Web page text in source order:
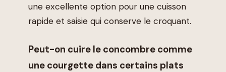
une excellente option pour une cuisson
rapide et saisie qui conserve le croquant.
Peut-on cuire le concombre comme
une courgette dans certains plats